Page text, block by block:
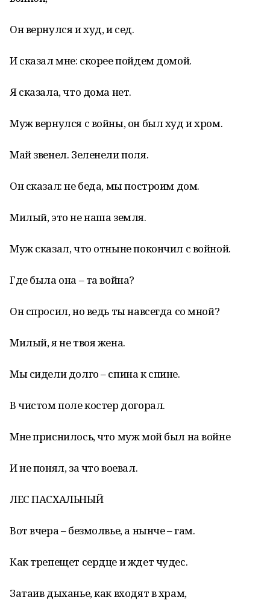
Он вернулся и худ, и сед.
И сказал мне: скорее пойдем домой.
Я сказала, что дома нет.
Муж вернулся с войны, он был худ и хром.
Май звенел. Зеленели поля.
Он сказал: не беда, мы построим дом.
Милый, это не наша земля.
Муж сказал, что отныне покончил с войной.
Где была она – та война?
Он спросил, но ведь ты навсегда со мной?
Милый, я не твоя жена.
Мы сидели долго – спина к спине.
В чистом поле костер догорал.
Мне приснилось, что муж мой был на войне
И не понял, за что воевал.
ЛЕС ПАСХАЛЬНЫЙ
Вот вчера – безмолвье, а нынче – гам.
Как трепещет сердце и ждет чудес.
Затаив дыханье, как входят в храм,